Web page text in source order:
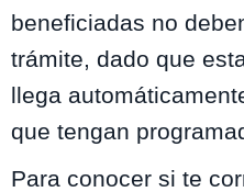
beneficiadas no
trámite, dado que
llega
que tengan
Para conocer si te